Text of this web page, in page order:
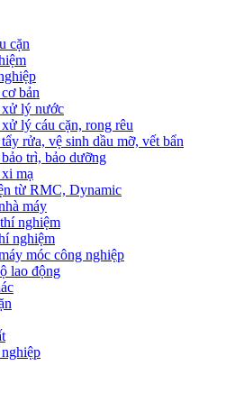
cặn
bản
xử lý nước
lý cáu cặn, rong rêu
rửa, vệ sinh dầu mỡ, vết bẩn
trì, bảo dưỡng
mạ
từ RMC, Dynamic
máy
nghiệm
nghiệm
móc công nghiệp
lao động